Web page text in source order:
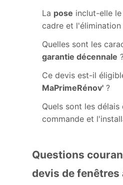
La pose inclut-elle
cadre et l'élimination
Quelles sont les
garantie décennale
Ce devis est-il
MaPrimeRénov' ?
Quels sont les délais
commande et
Questions
devis de fenêtres